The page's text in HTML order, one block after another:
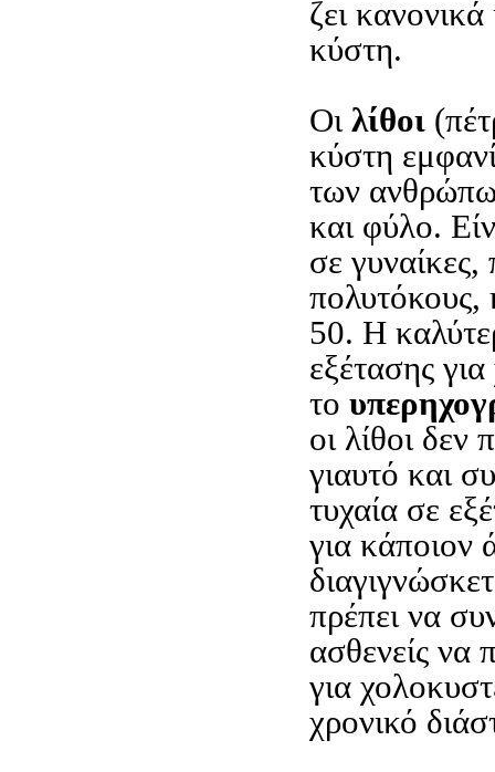
ζει
κύστη.
Οι λίθοι
κύστη
των
και φύλο.
σε
πολυτόκους,
50. Η
εξέτασης για
το
οι λίθοι
γιαυτό και
τυχαία σε
για κάποιον
πρέπει να
ασθενείς να
για
χρονικό